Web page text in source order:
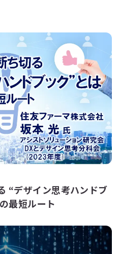
最短ルート